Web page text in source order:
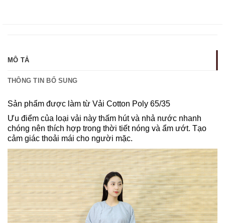
MÔ TẢ
THÔNG TIN BỔ SUNG
Sản phẩm được làm từ Vải Cotton Poly 65/35
Ưu điểm của loại vải này thấm hút và nhả nước nhanh
chóng nên thích hợp trong thời tiết nóng và ẩm ướt. Tạo
cảm giác thoải mái cho người mặc.